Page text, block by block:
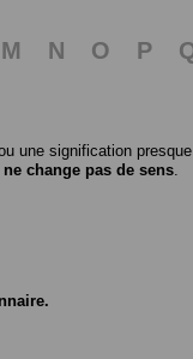
M N O P
une signification
ne change pas de sens.